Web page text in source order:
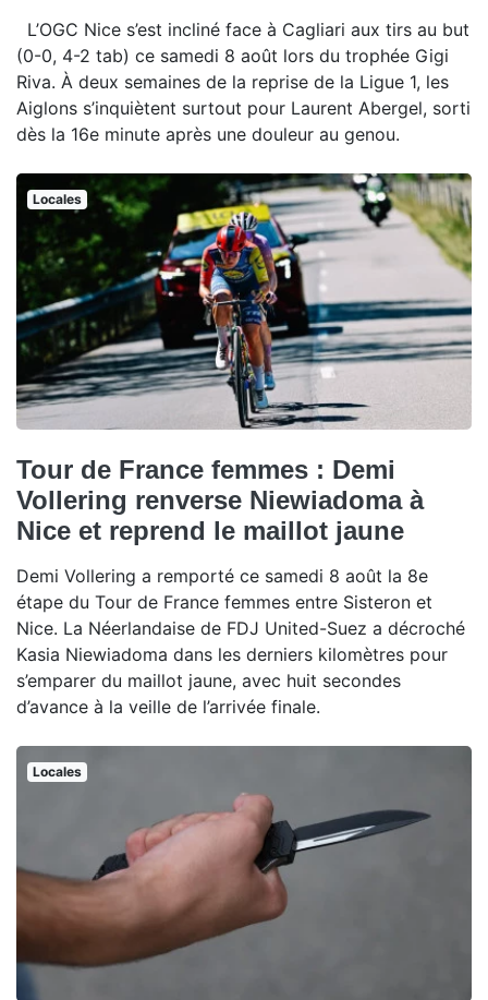
L’OGC Nice s’est incliné face à Cagliari aux tirs au but
(0-0, 4-2 tab) ce samedi 8 août lors du trophée Gigi
Riva. À deux semaines de la reprise de la Ligue 1, les
Aiglons s’inquiètent surtout pour Laurent Abergel, sorti
dès la 16e minute après une douleur au genou.
Locales
Tour de France femmes : Demi
Vollering renverse Niewiadoma à
Nice et reprend le maillot jaune
Demi Vollering a remporté ce samedi 8 août la 8e
étape du Tour de France femmes entre Sisteron et
Nice. La Néerlandaise de FDJ United-Suez a décroché
Kasia Niewiadoma dans les derniers kilomètres pour
s’emparer du maillot jaune, avec huit secondes
d’avance à la veille de l’arrivée finale.
Locales